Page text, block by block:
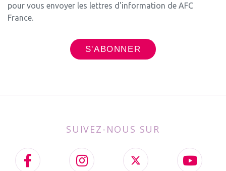
pour vous envoyer les lettres d'information de AFC
France.
SUIVEZ-NOUS SUR